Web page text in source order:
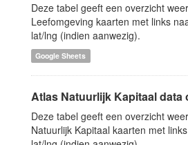
Deze tabel geeft een overzicht
Leefomgeving kaarten met links
lat/lng (indien aanwezig).
Google Sheets
Atlas Natuurlijk Kapitaal data
Deze tabel geeft een overzicht
Natuurlijk Kapitaal kaarten met